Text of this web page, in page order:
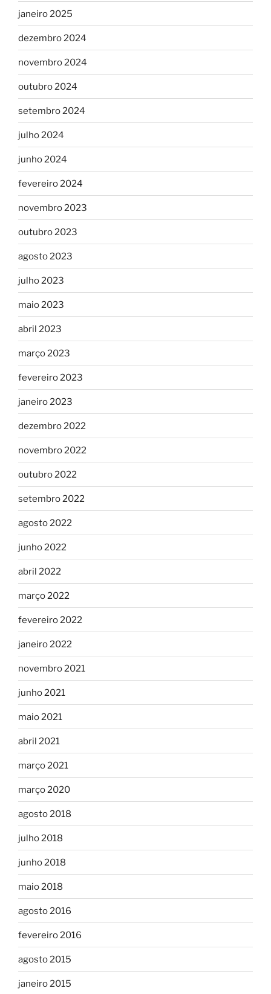
janeiro 2025
dezembro 2024
novembro 2024
outubro 2024
setembro 2024
julho 2024
junho 2024
fevereiro 2024
novembro 2023
outubro 2023
agosto 2023
julho 2023
maio 2023
abril 2023
março 2023
fevereiro 2023
janeiro 2023
dezembro 2022
novembro 2022
outubro 2022
setembro 2022
agosto 2022
junho 2022
abril 2022
março 2022
fevereiro 2022
janeiro 2022
novembro 2021
junho 2021
maio 2021
abril 2021
março 2021
março 2020
agosto 2018
julho 2018
junho 2018
maio 2018
agosto 2016
fevereiro 2016
agosto 2015
janeiro 2015